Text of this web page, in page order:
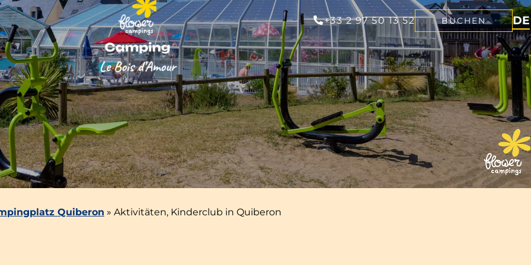
+33 2 97 50 13 52 BUCHEN
FR
EN
NL
DE
Quiberon » Aktivitäten, Kinderclub in Quiberon